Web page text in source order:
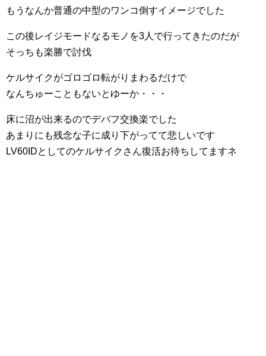
もうなんか普通の中型のワンコ倒すイメージでした
この後レイジモードなるモノを3人で行ってきたのだが
そっちも楽勝で討伐
ケルサイクがゴロゴロ転がりまわるだけで
なんちゅーこともないとゆーか・・・
床に沼が出来るのでデバフ交換楽でした
あまりにも残念な子に成り下がってて悲しいです
LV60IDとしてのケルサイクさん復活お待ちしてますネ